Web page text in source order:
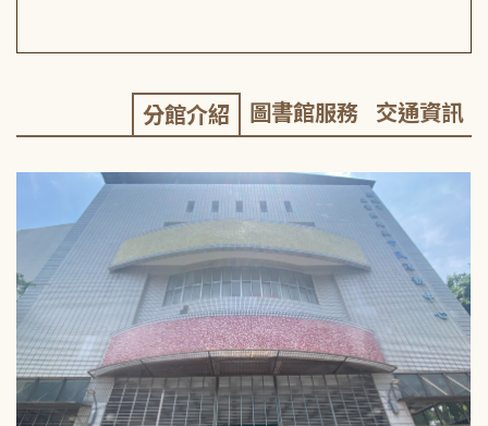
分館介紹 圖書館服務 交通資訊